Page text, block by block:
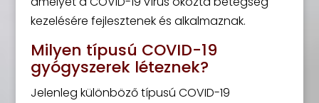
kezelésére fejlesztenek és alkalmaznak.
Milyen típusú COVID-19
gyógyszerek léteznek?
Jelenleg különböző típusú COVID-19